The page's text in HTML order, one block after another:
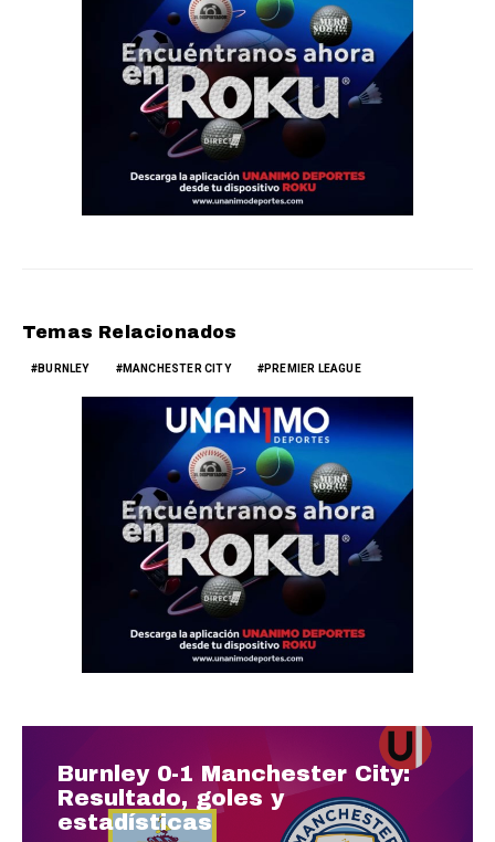
Temas Relacionados
BURNLEY MANCHESTER CITY PREMIER LEAGUE
Burnley 0-1 Manchester City:
Resultado, goles y
estadísticas